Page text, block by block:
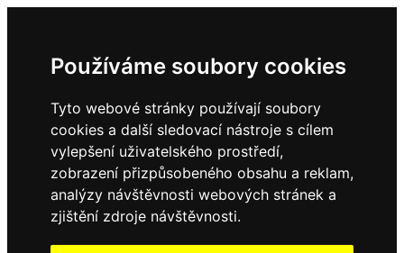
Používáme soubory cookies
Tyto webové stránky používají soubory
cookies a další sledovací nástroje s cílem
vylepšení uživatelského prostředí,
zobrazení přizpůsobeného obsahu a reklam,
analýzy návštěvnosti webových stránek a
zjištění zdroje návštěvnosti.